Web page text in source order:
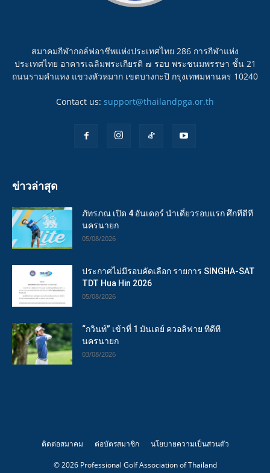
สมาคมกีฬากอล์ฟอาชีพแห่งประเทศไทย 286 การกีฬาแห่ง
ประเทศไทย อาคารเฉลิมพระเกียรติ ๗ รอบ พระชนมพรรษา ชั้น 21
ถนนรามคำแหง แขวงหัวหมาก เขตบางกะปิ กรุงเทพมหานคร 10240
Contact us: support@thailandpga.or.th
ข่าวล่าสุด
ภัทรภณ เปิด 4 อันเดอร์ นำเดี่ยวรอบแรก ศึกทีดีที
นครนายก
05/08/2026
ประกาศไม่มีรอบคัดเลือก รายการ SINGHA-SAT
TDT Hua Hin 2026
05/08/2026
“กวินท์” เข้าที่ 1 มันเดย์ ควอลิฟาย ทีดีที
นครนายก
03/08/2026
ติดต่อสมาคม ต่อบัตรสมาชิก นโยบายความเป็นส่วนตัว
© 2026 Professional Golf Association of Thailand